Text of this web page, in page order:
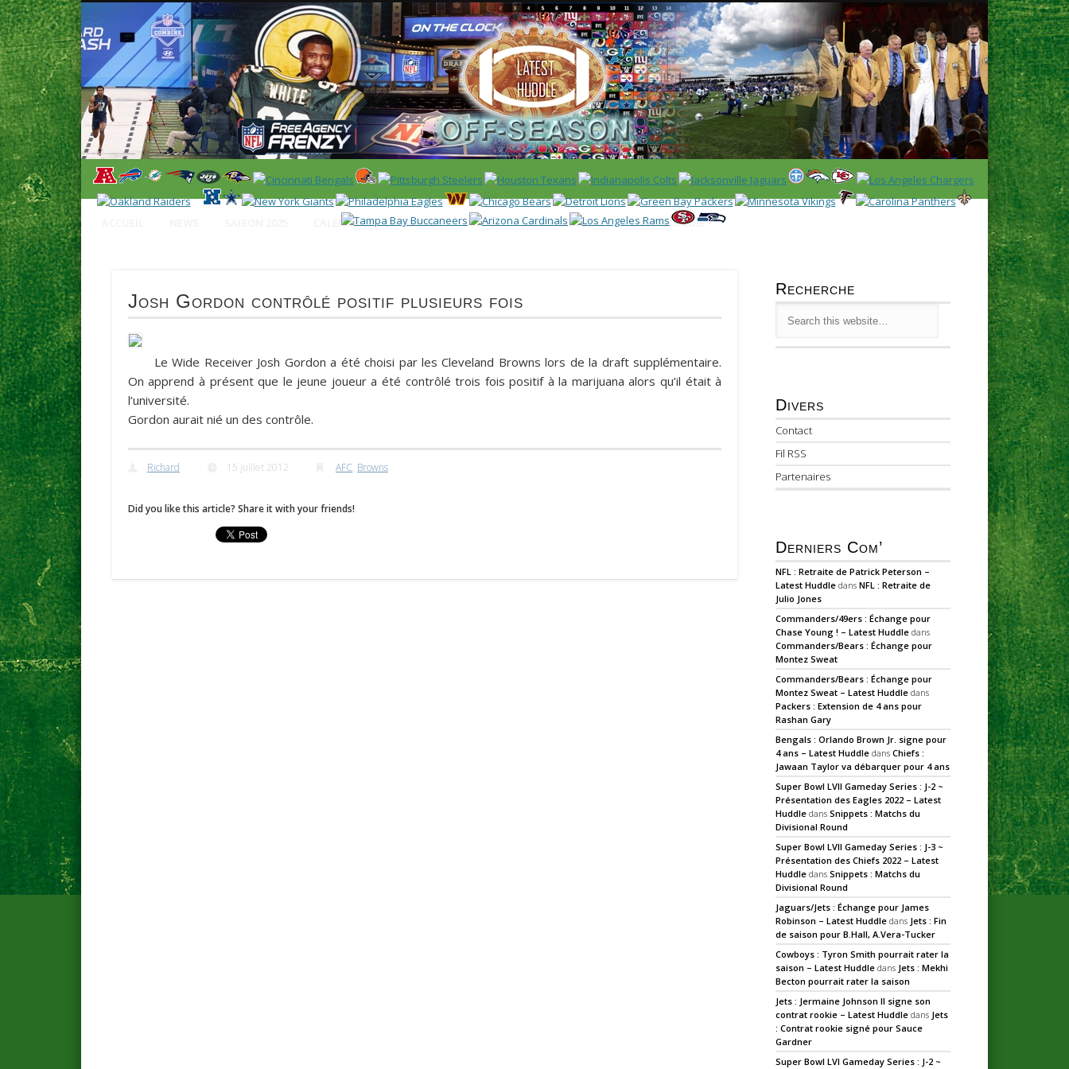
Latest
News en français sur la NFL et le Football Américain (Foot US)
CALENDRIER / CLASSEMENT NFL DRAFT/COMBINE ENCYCLOPÉDIE
Josh Gordon contrôlé positif plusieurs fois
Le Wide Receiver Josh Gordona été choisi par les Cleveland Browns lors de la draft supplémentaire.
On apprend à présent que le jeune joueur a été contrôlé trois fois positif à la marijuana alors qu’il était à
l’université.
Gordon aurait nié un des contrôle.
Richard 15 juillet 2012 AFC, Browns
Did you like this article? Share it with your friends!
Recherche
Divers
Contact
Fil RSS
Partenaires
Derniers Com’
NFL : Retraite de Patrick Peterson –
Latest Huddle dansNFL : Retraite de
Julio Jones
Commanders/49ers : Échange pour
Chase Young ! – Latest Huddle dans
Commanders/Bears : Échange pour
Montez Sweat
Commanders/Bears : Échange pour
Montez Sweat – Latest Huddle dans
Packers : Extension de 4 ans pour
Rashan Gary
Bengals : Orlando Brown Jr. signe pour
4 ans – Latest Huddle dansChiefs :
Jawaan Taylor va débarquer pour 4 ans
Super Bowl LVII Gameday Series : J-2 ~
Présentation des Eagles 2022 – Latest
Huddle dansSnippets : Matchs du
Divisional Round
Super Bowl LVII Gameday Series : J-3 ~
Présentation des Chiefs 2022 – Latest
Huddle dansSnippets : Matchs du
Divisional Round
Jaguars/Jets : Échange pour James
Robinson – Latest Huddle dans Jets : Fin
de saison pour B.Hall, A.Vera-Tucker
Cowboys : Tyron Smith pourrait rater la
saison – Latest Huddle dans Jets : Mekhi
Becton pourrait rater la saison
Jets : Jermaine Johnson II signe son
contrat rookie – Latest Huddle dans Jets
: Contrat rookie signé pour Sauce
Gardner
Super Bowl LVI Gameday Series : J-2 ~